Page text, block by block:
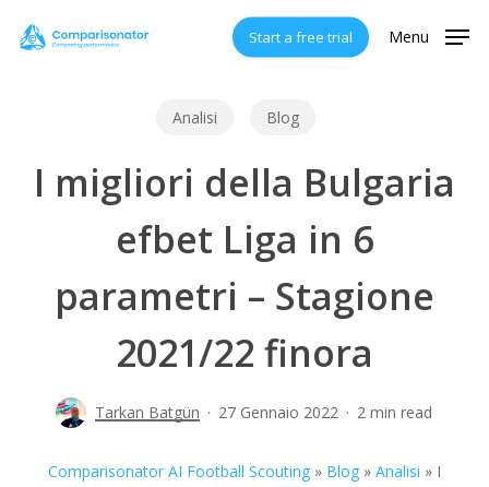
Start a free trial Menu
Analisi Blog
I migliori della Bulgaria
efbet Liga in 6
parametri – Stagione
2021/22 finora
Tarkan Batgün 27 Gennaio 2022 2 min read
Comparisonator AI Football Scouting» Blog» Analisi » I